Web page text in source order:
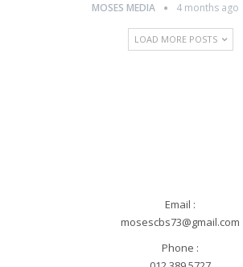
MOSES MEDIA 4 months ago
LOAD MORE POSTS
Email :
mosescbs73@gmail.com
Phone :